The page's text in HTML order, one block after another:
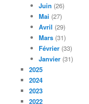
Juin (26)
Mai (27)
Avril (29)
Mars (31)
Février (33)
Janvier (31)
2025
2024
2023
2022